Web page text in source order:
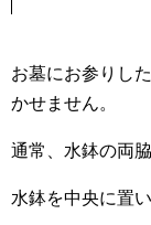
お墓にお参りし
かせません。
通常、水鉢の両
水鉢を中央に置